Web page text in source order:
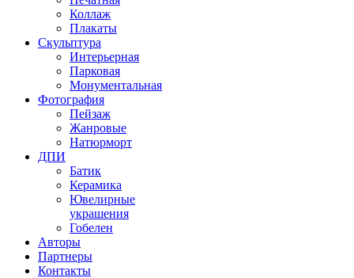
Коллаж
Плакаты
Скульптура
Интерьерная
Парковая
Монументальная
Фотография
Пейзаж
Жанровые
Натюрморт
ДПИ
Батик
Керамика
Ювелирные
украшения
Гобелен
Авторы
Партнеры
Контакты